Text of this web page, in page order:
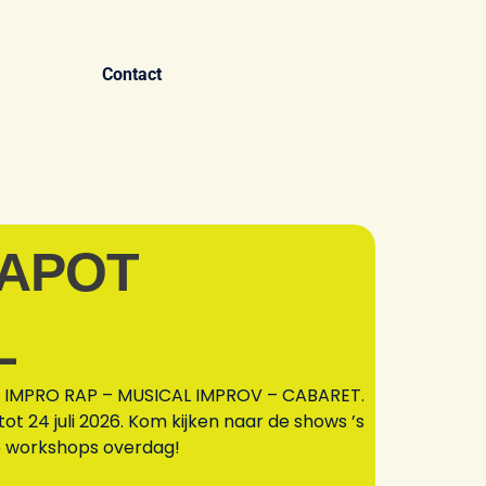
Contact
IMPRO RAP – MUSICAL IMPROV – CABARET.
24 juli 2026. Kom kijken naar de shows ’s
overdag!